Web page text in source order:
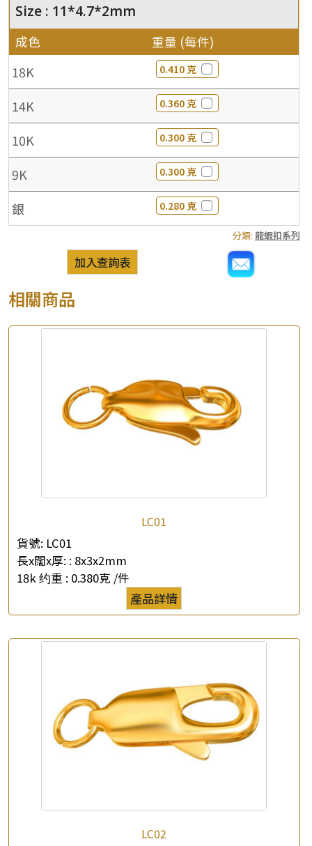
公司名稱
*e-mail
查詢以下產品
Size : 11*4.7*2mm
成色 重量 (每件)
18K 0.410 克
14K 0.360 克
10K 0.300 克
9K 0.300 克
銀 0.280 克
分類: 龍蝦扣系列
加入查詢表
相關商品
LC01
貨號: LC01
長x闊x厚: : 8x3x2mm
18k 约重 : 0.380克 /件
產品詳情
LC02